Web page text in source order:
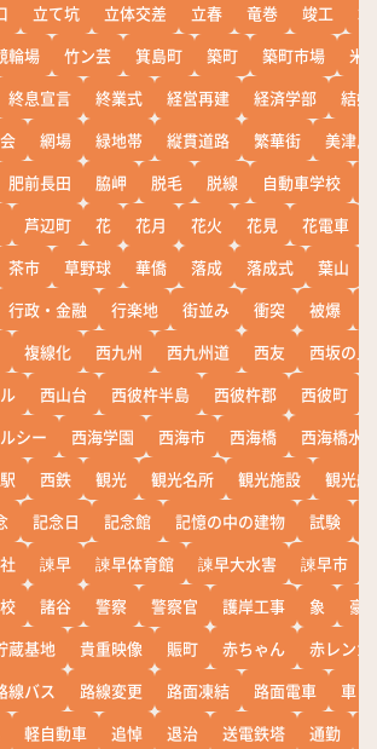
立て坑 立体交差 立春 竜巻 竣工
輪場 竹ン芸 箕島町 築町 築町市場
米
終息宣言 終業式 経営再建 経済学部
結婚
網場 緑地帯 縦貫道路 繁華街
美津島
肥前長田 脇岬 脱毛 脱線 自動車学校
芦辺町 花 花月 花火 花見 花電車
茶市 草野球 華僑 落成 落成式 葉山
行政・金融 行楽地 街並み 衝突 被爆
複線化 西九州 西九州道 西友
西坂の丘
西山台 西彼杵半島 西彼杵郡 西彼町
シー 西海学園 西海市 西海橋
西海橋水
西鉄 観光 観光名所 観光施設
観光船
記念日 記念館 記憶の中の建物 試験
諫早 諫早体育館 諫早大水害 諫早市
諸谷 警察 警察官 護岸工事 象
豪
蔵基地 貴重映像 賑町 赤ちゃん
赤レンガ
線バス 路線変更 路面凍結 路面電車
車
軽自動車 追悼 退治 送電鉄塔 通勤